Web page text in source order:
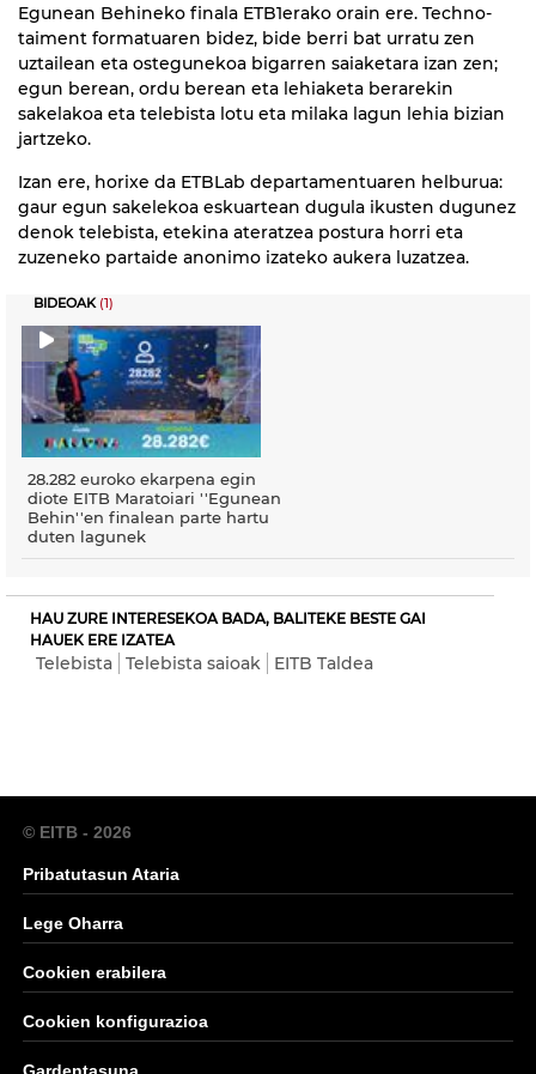
Egunean Behineko finala ETB1erako orain ere. Techno-
taiment formatuaren bidez, bide berri bat urratu zen
uztailean eta ostegunekoa bigarren saiaketara izan zen;
egun berean, ordu berean eta lehiaketa berarekin
sakelakoa eta telebista lotu eta milaka lagun lehia bizian
jartzeko.
Izan ere, horixe da ETBLab departamentuaren helburua:
gaur egun sakelekoa eskuartean dugula ikusten dugunez
denok telebista, etekina ateratzea postura horri eta
zuzeneko partaide anonimo izateko aukera luzatzea.
BIDEOAK (1)
28.282 euroko ekarpena egin
diote EITB Maratoiari ''Egunean
Behin''en finalean parte hartu
duten lagunek
HAU ZURE INTERESEKOA BADA, BALITEKE BESTE GAI
HAUEK ERE IZATEA
Telebista Telebista saioak EITB Taldea
© EITB - 2026
Pribatutasun Ataria
Lege Oharra
Cookien erabilera
Cookien konfigurazioa
Gardentasuna